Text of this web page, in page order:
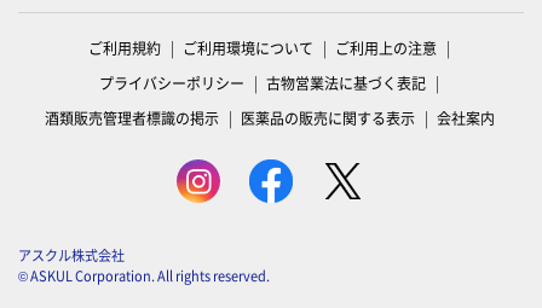
ご利用規約 ご利用環境について
ご利用上の注意
プライバシーポリシー
古物営業法に基づく表記
酒類販売管理者標識の掲示
医薬品の販売に関する表示 会社案内
アスクル株式会社
© ASKUL Corporation. All rights reserved.